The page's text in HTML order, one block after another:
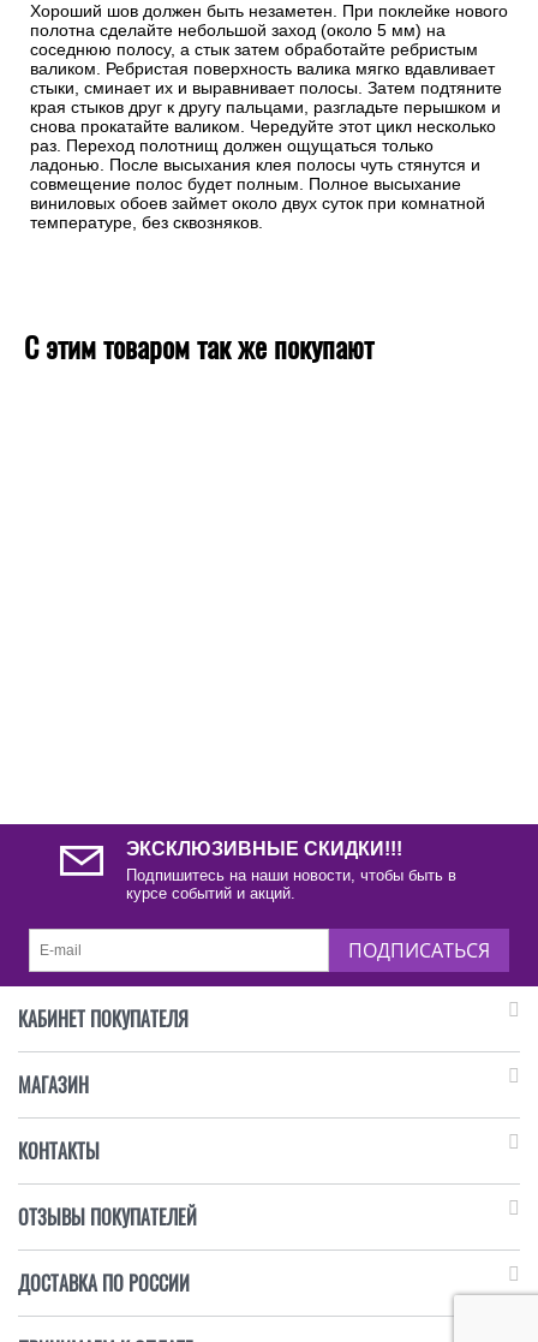
Хороший шов должен быть незаметен. При поклейке нового
полотна сделайте небольшой заход (около 5 мм) на
соседнюю полосу, а стык затем обработайте ребристым
валиком. Ребристая поверхность валика мягко вдавливает
стыки, сминает их и выравнивает полосы. Затем подтяните
края стыков друг к другу пальцами, разгладьте перышком и
снова прокатайте валиком. Чередуйте этот цикл несколько
раз. Переход полотнищ должен ощущаться только
ладонью. После высыхания клея полосы чуть стянутся и
совмещение полос будет полным. Полное высыхание
виниловых обоев займет около двух суток при комнатной
температуре, без сквозняков.
С этим товаром так же покупают
ЭКСКЛЮЗИВНЫЕ СКИДКИ!!!
Подпишитесь на наши новости, чтобы быть в
курсе событий и акций.
ПОДПИСАТЬСЯ
КАБИНЕТ ПОКУПАТЕЛЯ
МАГАЗИН
КОНТАКТЫ
ОТЗЫВЫ ПОКУПАТЕЛЕЙ
ДОСТАВКА ПО РОССИИ